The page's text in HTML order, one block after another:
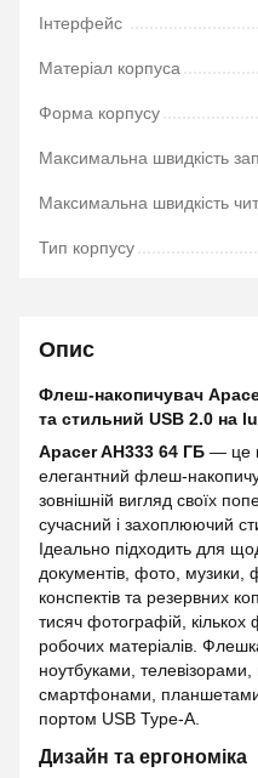
Інтерфейс
Матеріал корпуса
Форма корпусу
Максимальна швидкість
Максимальна швидкість
Тип корпусу
Опис
Флеш-накопичувач
та стильний USB 2.0 на
Apacer AH333 64 ГБ — це
елегантний флеш-
зовнішній вигляд своїх
сучасний і захоплюючий
Ідеально підходить для
документів, фото, музики,
конспектів та резервних
тисяч фотографій, кількох
робочих матеріалів.
ноутбуками,
смартфонами,
портом USB Type-A.
Дизайн та ергономіка